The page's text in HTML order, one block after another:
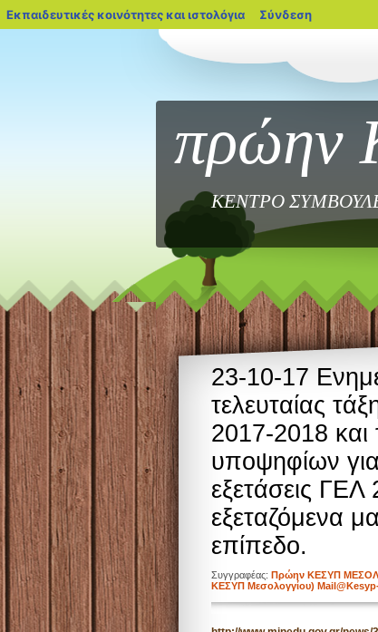
Εκπαιδευτικές κοινότητες και ιστολόγια blogs.sch.gr
Σύνδεση
ΚΕΝΤΡΟ
23-10-17
τελευταίας
2017-2018
υποψηφίων για
εξετάσεις ΓΕΛ
εξεταζόμενα
επίπεδο.
Συγγραφέας: Πρώην ΚΕΣΥΠ
ΚΕΣΥΠ Μεσολογγίου)